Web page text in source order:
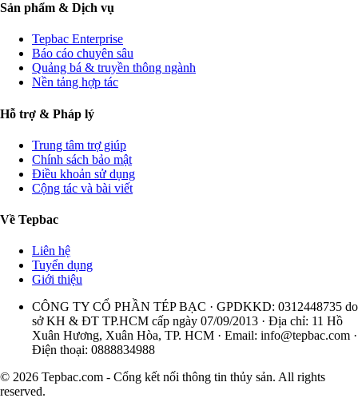
Sản phẩm & Dịch vụ
Tepbac Enterprise
Báo cáo chuyên sâu
Quảng bá & truyền thông ngành
Nền tảng hợp tác
Hỗ trợ & Pháp lý
Trung tâm trợ giúp
Chính sách bảo mật
Điều khoản sử dụng
Cộng tác và bài viết
Về Tepbac
Liên hệ
Tuyển dụng
Giới thiệu
CÔNG TY CỔ PHẦN TÉP BẠC · GPDKKD: 0312448735 do
sở KH & ĐT TP.HCM cấp ngày 07/09/2013 · Địa chỉ: 11 Hồ
Xuân Hương, Xuân Hòa, TP. HCM · Email: info@tepbac.com ·
Điện thoại: 0888834988
© 2026 Tepbac.com - Cổng kết nối thông tin thủy sản. All rights
reserved.